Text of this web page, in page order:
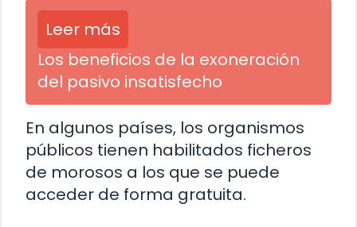
Leer más
Los beneficios de la exoneración
del pasivo insatisfecho
En algunos países, los organismos
públicos tienen habilitados ficheros
de morosos a los que se puede
acceder de forma gratuita.